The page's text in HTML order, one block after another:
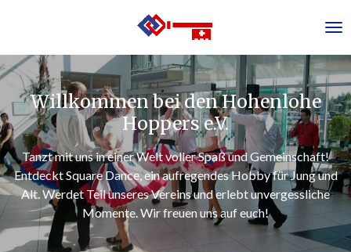
springen
Willkommen bei den Hohenlohe
Hoppers e.V.
Tanzt mit uns in einer Welt voller Spaß und Gemeinschaft!
Entdeckt Square Dance, ein aufregendes Hobby für Jung und
Alt. Werdet Teil unseres Vereins und erlebt unvergessliche
Momente. Wir freuen uns auf euch!